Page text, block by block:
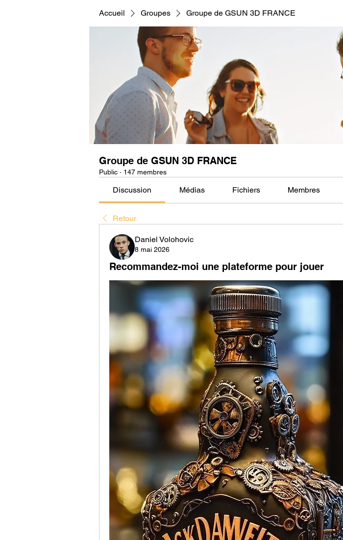
Accueil Groupes Groupe de GSUN 3D FRANCE
Groupe de GSUN 3D FRANCE
Public · 147 membres
Discussion Médias Fichiers Membres
Retour
Daniel Volohovic
8 mai 2026
Recommandez-moi une plateforme pour jouer